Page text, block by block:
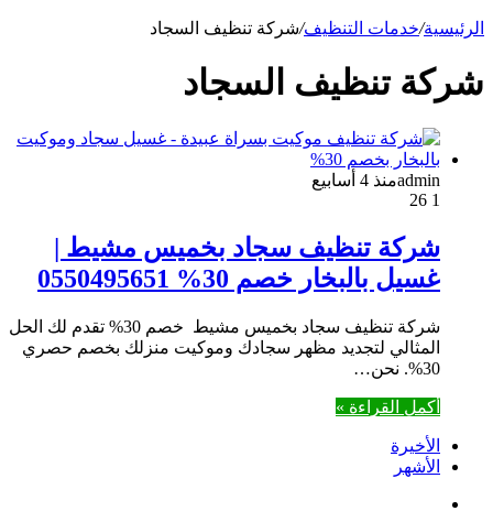
الرئيسية/خدمات التنظيف/شركة تنظيف السجاد
شركة تنظيف السجاد
adminمنذ 4 أسابيع
1
شركة تنظيف سجاد بخميس مشيط |
غسيل بالبخار خصم 30% 0550495651
شركة تنظيف سجاد بخميس مشيط خصم 30% تقدم لك الحل
المثالي لتجديد مظهر سجادك وموكيت منزلك بخصم حصري
30%. نحن…
أكمل القراءة »
الأخيرة
الأشهر